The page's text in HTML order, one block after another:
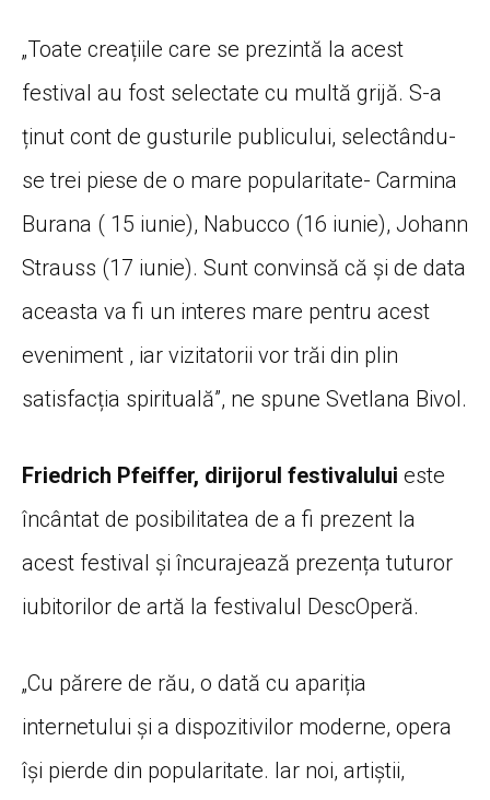
„Toate creațiile care se prezintă la acest
festival au fost selectate cu multă grijă. S-a
ținut cont de gusturile publicului, selectându-
se trei piese de o mare popularitate- Carmina
Burana ( 15 iunie), Nabucco (16 iunie), Johann
Strauss (17 iunie). Sunt convinsă că și de data
aceasta va fi un interes mare pentru acest
eveniment , iar vizitatorii vor trăi din plin
satisfacția spirituală”, ne spune Svetlana Bivol.
Friedrich Pfeiffer, dirijorul festivalului este
încântat de posibilitatea de a fi prezent la
acest festival și încurajează prezența tuturor
iubitorilor de artă la festivalul DescOperă.
„Cu părere de rău, o dată cu apariția
internetului și a dispozitivilor moderne, opera
își pierde din popularitate. Iar noi, artiștii,